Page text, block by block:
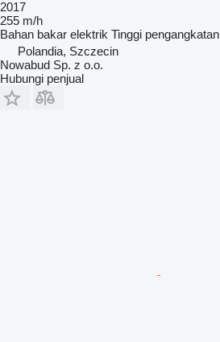
2017
255 m/h
Bahan bakar elektrik Tinggi pengangkatan
Polandia, Szczecin
Nowabud Sp. z o.o.
Hubungi penjual